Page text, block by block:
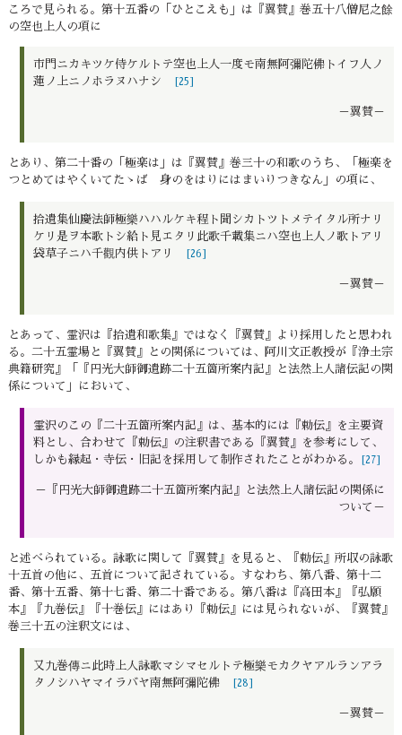
ころで見られる。第十五番の「ひとこえも」は『翼賛』巻五十八僧尼之餘
の空也上人の項に
市門ニカキツケ侍ケルトテ空也上人一度モ南無阿彌陀佛トイフ人ノ
蓮ノ上ニノホラヌハナシ
[25]
－翼賛－
とあり、第二十番の「極楽は」は『翼賛』巻三十の和歌のうち、「極楽を
つとめてはやくいてたゝば 身のをはりにはまいりつきなん」の項に、
拾遺集仙慶法師極樂ハハルケキ程ト聞シカトツトメテイタル所ナリ
ケリ是ヲ本歌トシ給ト見エタリ此歌千載集ニハ空也上人ノ歌トアリ
袋草子ニハ千觀内供トアリ
[26]
－翼賛－
とあって、霊沢は『拾遺和歌集』ではなく『翼賛』より採用したと思われ
る。二十五霊場と『翼賛』との関係については、阿川文正教授が『浄土宗
典籍研究』「『円光大師御遺跡二十五箇所案内記』と法然上人諸伝記の関
係について」において、
霊沢のこの『二十五箇所案内記』は、基本的には『勅伝』を主要資
料とし、合わせて『勅伝』の注釈書である『翼賛』を参考にして、
しかも縁起・寺伝・旧記を採用して制作されたことがわかる。
[27]
－『円光大師御遺跡二十五箇所案内記』と法然上人諸伝記の関係に
ついて－
と述べられている。詠歌に関して『翼賛』を見ると、『勅伝』所収の詠歌
十五首の他に、五首について記されている。すなわち、第八番、第十二
番、第十五番、第十七番、第二十番である。第八番は『高田本』『弘願
本』『九巻伝』『十巻伝』にはあり『勅伝』には見られないが、『翼賛』
巻三十五の注釈文には、
又九巻傳ニ此時上人詠歌マシマセルトテ極樂モカクヤアルランアラ
タノシハヤマイラバヤ南無阿彌陀佛
[28]
－翼賛－